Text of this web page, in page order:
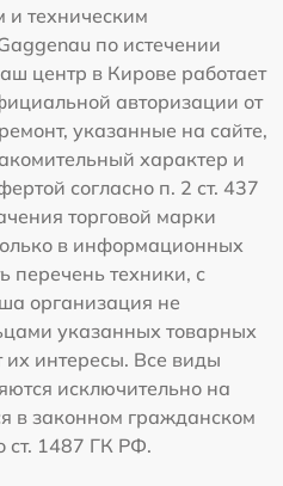
техническим
по истечении
центр в Кирове работает
авторизации от
указанные на сайте,
характер и
согласно п. 2 ст. 437
торговой марки
в информационных
перечень техники, с
организация не
указанных товарных
их интересы. Все виды
исключительно на
в законном гражданском
ст. 1487 ГК РФ.